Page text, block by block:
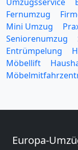
Fernumzug
Mini Umzug
Seniorenumzug
Entrümpelung
Möbellift
Europa-